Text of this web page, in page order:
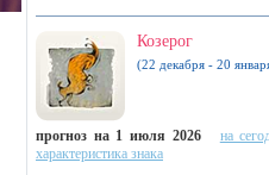
Козерог
(22 декабря - 20
прогноз на 1 июля 2026
на
характеристика знака